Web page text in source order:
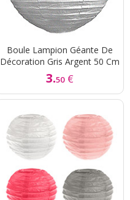
Boule Lampion Géante De
Décoration Gris Argent 50 Cm
3.50 €